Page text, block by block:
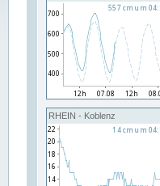
RHEIN - Koblenz